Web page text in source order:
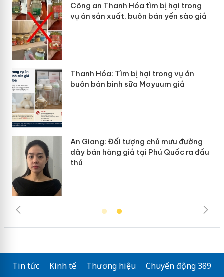
trong
sào giả
án
đường
ra đầu
Lào Cai xử lý 83 vụ vi phạm thương
mại trong tháng 7
Hưng Yên: Xử lý 6 hộ kinh doanh
hàng giả mạo nhãn hiệu Adidas,
Cà Mau: Tiêu hủy công khai hàng
ngàn sản phẩm nhập lậu, bảo vệ
Tin tức Kinh tế Thương hiệu
Chuyển động 389